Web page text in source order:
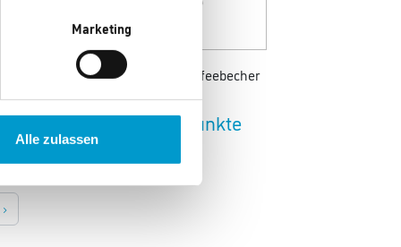
Marketing
Alle zulassen
Alfi Isolier-Kaffeebecher
2.365 Punkte
›